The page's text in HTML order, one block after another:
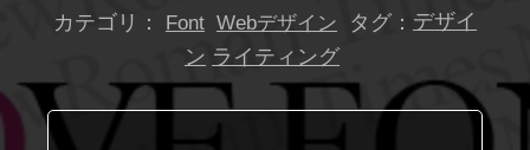
カテゴリ： Font Webデザイン タグ： デザイ
ン ライティング